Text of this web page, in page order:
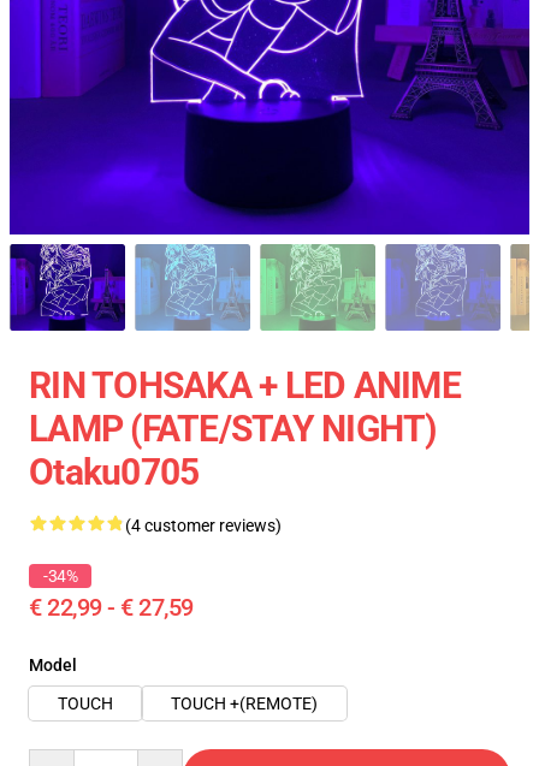
RIN TOHSAKA + LED ANIME
LAMP (FATE/STAY NIGHT)
Otaku0705
(4 customer reviews)
-34%
€ 22,99 - € 27,59
Model
TOUCH
TOUCH +(REMOTE)